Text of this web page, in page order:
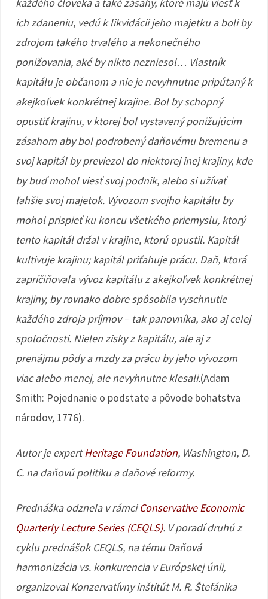
ich zdaneniu, vedú k likvidácii jeho majetku a boli by
zdrojom takého trvalého a nekonečného
ponižovania, aké by nikto nezniesol… Vlastník
kapitálu je občanom a nie je nevyhnutne pripútaný k
akejkoľvek konkrétnej krajine. Bol by schopný
opustiť krajinu, v ktorej bol vystavený ponižujúcim
zásahom aby bol podrobený daňovému bremenu a
svoj kapitál by previezol do niektorej inej krajiny, kde
by buď mohol viesť svoj podnik, alebo si užívať
ľahšie svoj majetok. Vývozom svojho kapitálu by
mohol prispieť ku koncu všetkého priemyslu, ktorý
tento kapitál držal v krajine, ktorú opustil. Kapitál
kultivuje krajinu; kapitál priťahuje prácu. Daň, ktorá
zapríčiňovala vývoz kapitálu z akejkoľvek konkrétnej
krajiny, by rovnako dobre spôsobila vyschnutie
každého zdroja príjmov – tak panovníka, ako aj celej
spoločnosti. Nielen zisky z kapitálu, ale aj z
prenájmu pôdy a mzdy za prácu by jeho vývozom
viac alebo menej, ale nevyhnutne klesali.(Adam
Smith: Pojednanie o podstate a pôvode bohatstva
národov, 1776).
Autor je expertHeritage Foundation, Washington, D.
C. na daňovú politiku a daňové reformy.
Prednáška odznela v rámciConservative Economic
Quarterly Lecture Series (CEQLS). V poradí druhú z
cyklu prednášok CEQLS, na tému Daňová
harmonizácia vs. konkurencia v Európskej únii,
organizoval Konzervatívny inštitút M. R. Štefánika